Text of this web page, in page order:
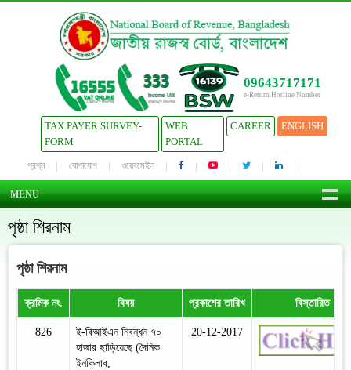
09643717171
e-Return Hotline Number
TAX PAYER SURVEY-
FORM
WEB
PORTAL
CAREER ENGLISH
প্রশ্ন যোগাযোগ ওয়েবমেইল
MENU
পৃষ্ঠা শিরনাম
পৃষ্ঠা শিরনাম
ক্রমিক নং. বিষয় প্রকাশের তারিখ বিস্তারিত
826
ই-বিআইএন নিবন্ধন ৭০
হাজার ছাড়িয়েছে (দৈনিক
ইনকিলাব,
20-12-2017